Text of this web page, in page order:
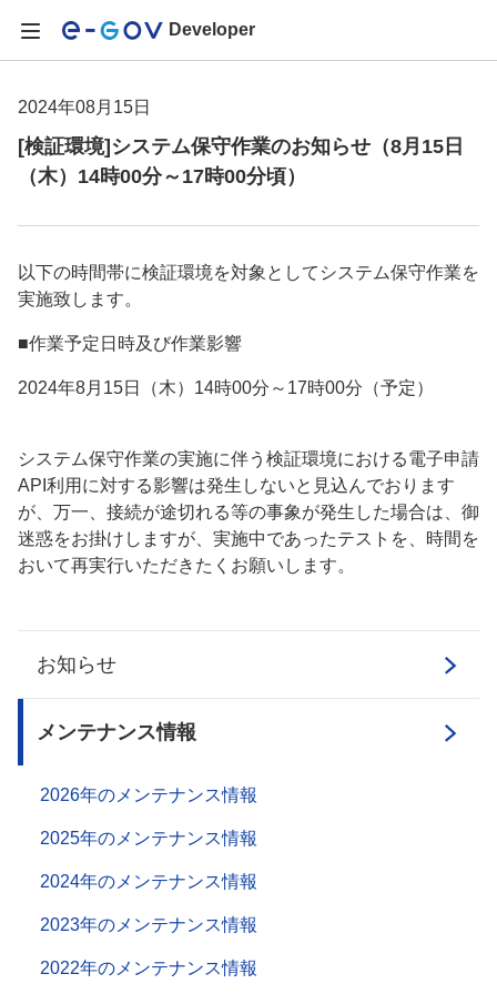
Developer
2024年08月15日
[検証環境]システム保守作業のお知らせ（8月15日
（木）14時00分～17時00分頃）
以下の時間帯に検証環境を対象としてシステム保守作業を
実施致します。
■作業予定日時及び作業影響
2024年8月15日（木）14時00分～17時00分（予定）
システム保守作業の実施に伴う検証環境における電子申請
API利用に対する影響は発生しないと見込んでおります
が、万一、接続が途切れる等の事象が発生した場合は、御
迷惑をお掛けしますが、実施中であったテストを、時間を
おいて再実行いただきたくお願いします。
お知らせ
メンテナンス情報
2026年のメンテナンス情報
2025年のメンテナンス情報
2024年のメンテナンス情報
2023年のメンテナンス情報
2022年のメンテナンス情報